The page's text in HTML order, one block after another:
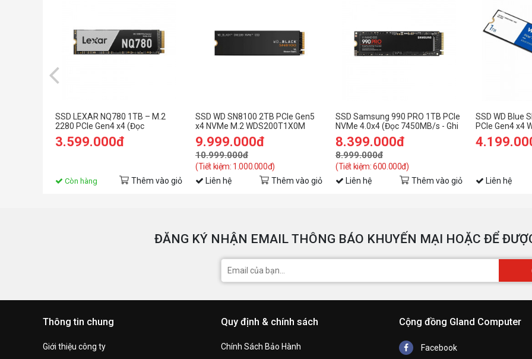
SSD LEXAR NQ780 1TB – M.2
2280 PCIe Gen4 x4 (Đọc
6500MB/s - Ghi 2500MB/s) -
(LNQ780X001T-RNNNG)
3.599.000đ
Còn hàng Thêm vào giỏ
SSD WD SN8100 2TB PCIe Gen5
x4 NVMe M.2 WDS200T1X0M
9.999.000đ
10.999.000đ
(Tiết kiệm: 1.000.000đ)
Liên hệ Thêm vào giỏ
SSD Samsung 990 PRO 1TB PCIe
NVMe 4.0x4 (Đọc 7450MB/s - Ghi
6900MB/s) -
(SSDSS990PRO1TB01)
8.399.000đ
8.999.000đ
(Tiết kiệm: 600.000đ)
Liên hệ Thêm vào giỏ
SSD WD Blue
PCIe Gen4 x4
Liên hệ
ĐĂNG KÝ NHẬN EMAIL THÔNG BÁO KHUYẾN MẠI HOẶC ĐỂ
Thông tin chung
Giới thiệu công ty
Quy định & chính sách
Chính Sách Bảo Hành
Cộng đồng Gland Computer
Facebook